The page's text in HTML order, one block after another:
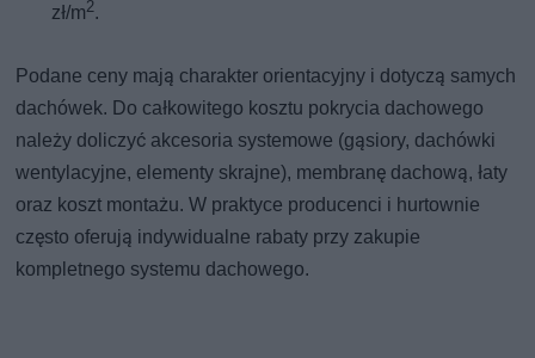
zł/m2.
Podane ceny mają charakter orientacyjny i dotyczą samych
dachówek. Do całkowitego kosztu pokrycia dachowego
należy doliczyć akcesoria systemowe (gąsiory, dachówki
wentylacyjne, elementy skrajne), membranę dachową, łaty
oraz koszt montażu. W praktyce producenci i hurtownie
często oferują indywidualne rabaty przy zakupie
kompletnego systemu dachowego.